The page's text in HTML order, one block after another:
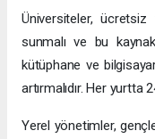
Üniversiteler,
sunmalı ve bu
kütüphane ve
artırmalıdır. Her yurtta
Yerel yönetimler,